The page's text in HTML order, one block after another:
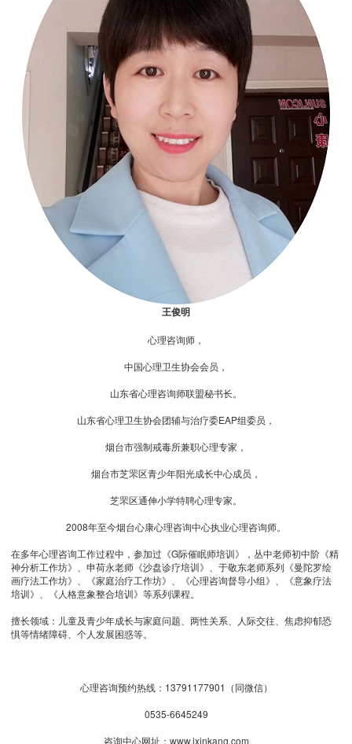
王俊明
心理咨询师，
中国心理卫生协会会员，
山东省心理咨询师联盟秘书长。
山东省心理卫生协会团辅与治疗委EAP组委员，
烟台市强制戒毒所兼职心理专家，
烟台市芝罘区青少年阳光成长中心成员，
芝罘区通伸小学特聘心理专家。
2008年至今烟台心康心理咨询中心执业心理咨询师。
在多年心理咨询工作过程中，参加过《G际催眠师培训》，丛中老师初中阶《精
神分析工作坊》、申荷永老师《沙盘诊疗培训》、于敬东老师系列《曼陀罗绘
画疗法工作坊》、《家庭治疗工作坊》、《心理咨询督导小组》、《意象疗法
培训》、《人格意象整合培训》等系列课程。
擅长领域：儿童及青少年成长与家庭问题、两性关系、人际交往、焦虑抑郁恐
惧等情绪障碍、个人发展困惑等。
心理咨询预约热线：13791177901（同微信）
0535-6645249
咨询中心网址：www.ixinkang.com